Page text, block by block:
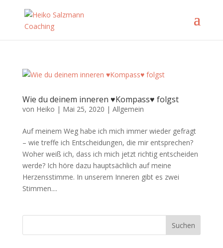
Wie du deinem inneren ♥Kompass♥ folgst
von Heiko | Mai 25, 2020 | Allgemein
Auf meinem Weg habe ich mich immer wieder gefragt
– wie treffe ich Entscheidungen, die mir entsprechen?
Woher weiß ich, dass ich mich jetzt richtig entscheiden
werde? Ich höre dazu hauptsächlich auf meine
Herzensstimme. In unserem Inneren gibt es zwei
Stimmen....